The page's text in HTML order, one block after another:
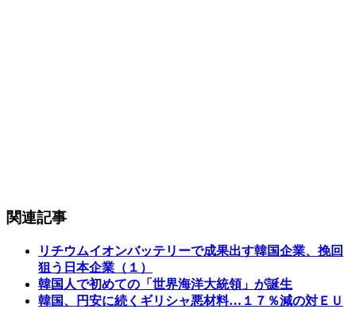
関連記事
リチウムイオンバッテリーで成果出す韓国企業、挽回
狙う日本企業（１）
韓国人で初めての「世界海洋大統領」が誕生
韓国、円安に続くギリシャ悪材料…１７％減の対ＥＵ